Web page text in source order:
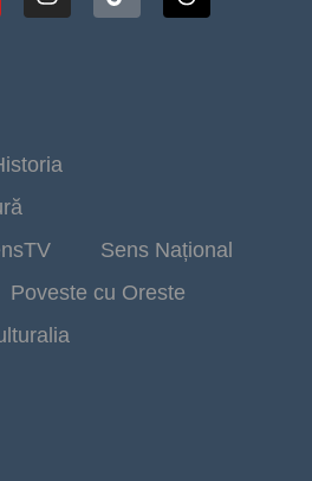
Sens Național
Poveste cu Oreste